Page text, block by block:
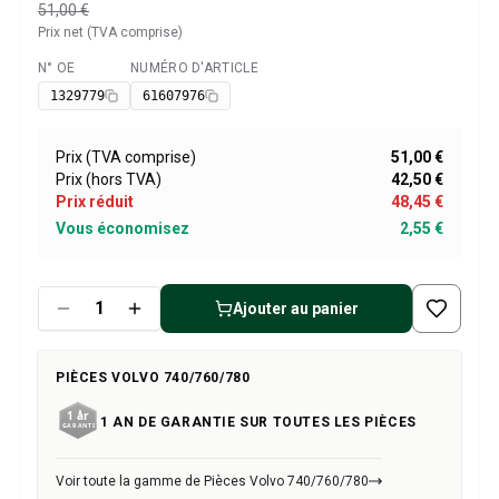
Volvo 1800 Système de freinage
Volvo 1800 Système de carburant/échappement
Volvo 1800 Pièces de carrosserie
Volvo 1800 Système de refroidissement
Pièces du moteur Volvo 1800
Volvo 1800 Équipement électrique
Volvo 1800 Système de chauffage/air frais (1961-73)
Volvo 1800 Jantes/Enjoliveurs
Pièces Volvo 140/164
Volvo 140/164 Pièces de carrosserie
Volvo 140/164 Système de freinage
Volvo 140/164 Équipement électrique
51,00 €
Prix net (TVA comprise)
Disponible
N° OE
1329779
NUMÉRO D'ARTICLE
61607976
Prix (TVA comprise)
51,00 €
Prix (hors TVA)
42,50 €
Prix réduit
48,45 €
Vous économisez
2,55 €
Ajouter au panier
PIÈCES VOLVO 740/760/780
1 AN DE GARANTIE SUR TOUTES LES PIÈCES
Voir toute la gamme de Pièces Volvo 740/760/780